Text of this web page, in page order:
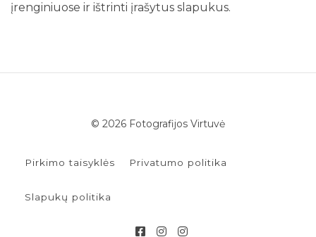
įrenginiuose ir ištrinti įrašytus slapukus.
© 2026 Fotografijos Virtuvė
Pirkimo taisyklės Privatumo politika
Slapukų politika